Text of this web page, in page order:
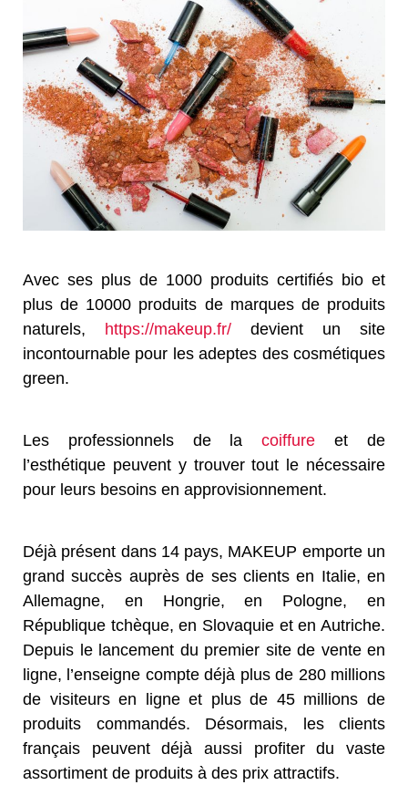
Avec ses plus de 1000 produits certifiés bio et
plus de 10000 produits de marques de produits
naturels, https://makeup.fr/ devient un site
incontournable pour les adeptes des cosmétiques
green.
Les professionnels de lacoiffure et de
l’esthétique peuvent y trouver tout le nécessaire
pour leurs besoins en approvisionnement.
Déjà présent dans 14 pays, MAKEUP emporte un
grand succès auprès de ses clients en Italie, en
Allemagne, en Hongrie, en Pologne, en
République tchèque, en Slovaquie et en Autriche.
Depuis le lancement du premier site de vente en
ligne, l’enseigne compte déjà plus de 280 millions
de visiteurs en ligne et plus de 45 millions de
produits commandés. Désormais, les clients
français peuvent déjà aussi profiter du vaste
assortiment de produits à des prix attractifs.